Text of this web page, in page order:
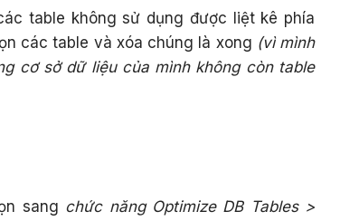
table không sử dụng được liệt kê phía
các table và xóa chúng là xong (vì mình
cơ sở dữ liệu của mình không còn table
sang chức năng Optimize DB Tables >